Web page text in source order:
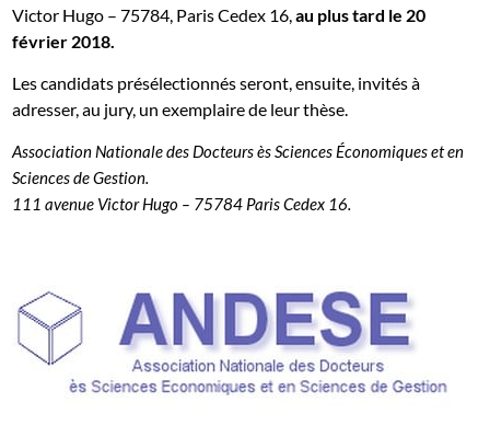
Victor Hugo – 75784, Paris Cedex 16,au plus tard le 20
février 2018.
Les candidats présélectionnés seront, ensuite, invités à
adresser, au jury, un exemplaire de leur thèse.
Association Nationale des Docteurs ès Sciences Économiques et en
Sciences de Gestion.
111 avenue Victor Hugo – 75784 Paris Cedex 16.